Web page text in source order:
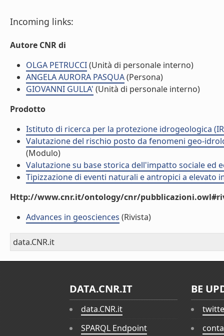
Incoming links:
Autore CNR di
OLGA PETRUCCI(Unità di personale interno)
ANGELA AURORA PASQUA(Persona)
GIOVANNI GULLA' (Unità di personale interno)
Prodotto
Istituto di ricerca per la protezione idrogeologica
Valutazione del rischio posto da fenomeni geo-
(Modulo)
Valutazione su base storica dell'impatto sociale ed
Tipizzazione di eventi naturali e antropici a elevato
Http://www.cnr.it/ontology/cnr/
Advances in geosciences (Rivista)
data.CNR.it
DATA.CNR.IT
data.CNR.it
SPARQL Endpoint
BE